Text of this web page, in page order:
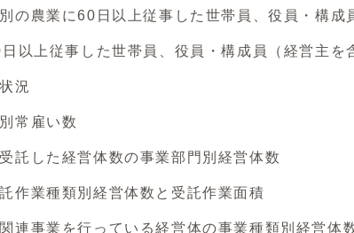
業に60日以上従事した世帯員、役員・構成
従事した世帯員、役員・構成員（経営主を
況
雇い数
た経営体数の事業部門別経営体数
業種類別経営体数と受託作業面積
業を行っている経営体の事業種類別経営体